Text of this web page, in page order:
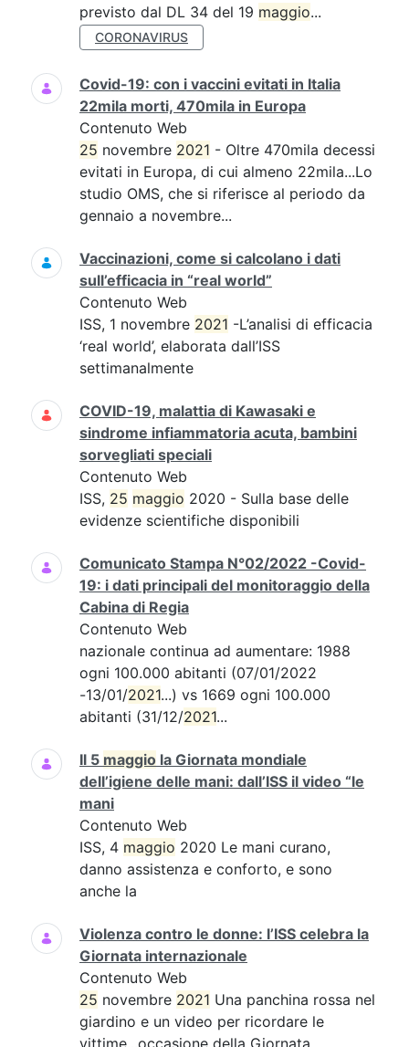
previsto dal DL 34 del 19 maggio...
CORONAVIRUS
Covid-19: con i vaccini evitati in Italia
22mila morti, 470mila in Europa
Contenuto Web
25 novembre 2021 - Oltre 470mila decessi
evitati in Europa, di cui almeno 22mila...Lo
studio OMS, che si riferisce al periodo da
gennaio a novembre...
Vaccinazioni, come si calcolano i dati
sull’efficacia in “real world”
Contenuto Web
ISS, 1 novembre 2021 -L’analisi di efficacia
‘real world’, elaborata dall’ISS
settimanalmente
COVID-19, malattia di Kawasaki e
sindrome infiammatoria acuta, bambini
sorvegliati speciali
Contenuto Web
ISS, 25 maggio 2020 - Sulla base delle
evidenze scientifiche disponibili
Comunicato Stampa N°02/2022 -Covid-
19: i dati principali del monitoraggio della
Cabina di Regia
Contenuto Web
nazionale continua ad aumentare: 1988
ogni 100.000 abitanti (07/01/2022
-13/01/2021...) vs 1669 ogni 100.000
abitanti (31/12/2021...
Il 5 maggio la Giornata mondiale
dell’igiene delle mani: dall’ISS il video “le
mani
Contenuto Web
ISS, 4 maggio 2020 Le mani curano,
danno assistenza e conforto, e sono
anche la
Violenza contro le donne: l’ISS celebra la
Giornata internazionale
Contenuto Web
25 novembre 2021 Una panchina rossa nel
giardino e un video per ricordare le
vittime...occasione della Giornata